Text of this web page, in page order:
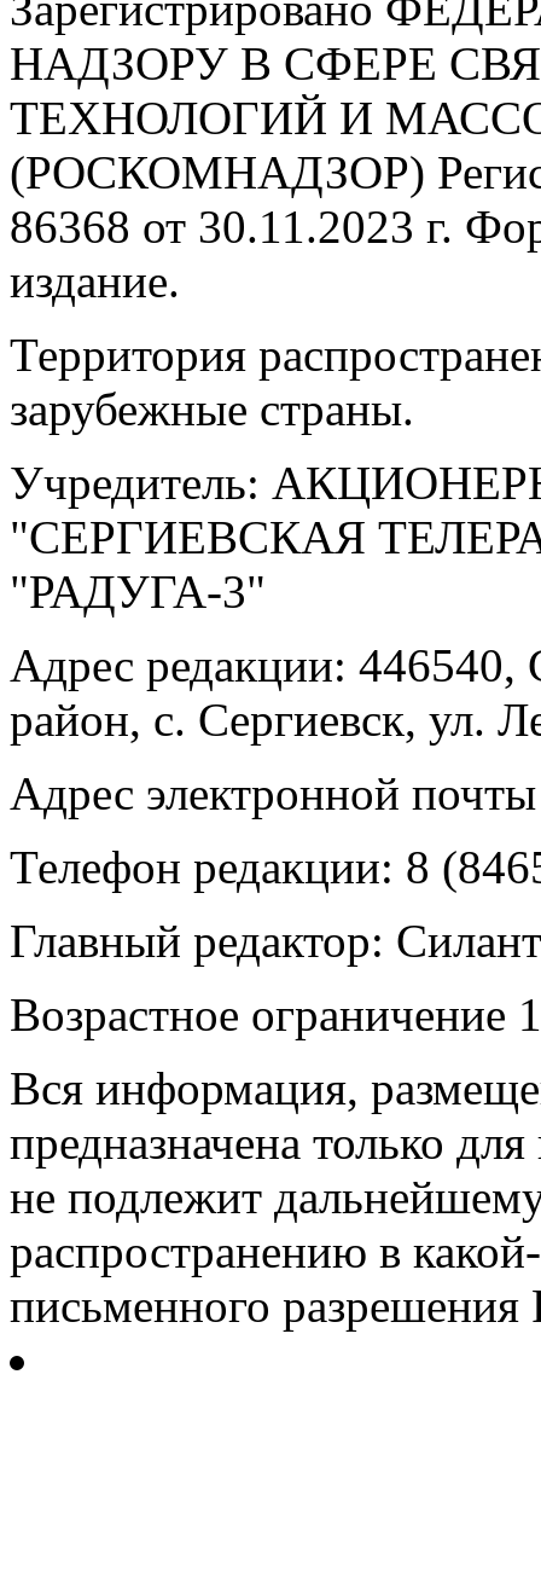
НАДЗОРУ В СФЕРЕ
ТЕХНОЛОГИЙ И
(РОСКОМНАДЗОР)
86368 от 30.11.2023 г.
издание.
Территория
зарубежные страны.
Учредитель:
"СЕРГИЕВСКАЯ
"РАДУГА-3"
Адрес редакции: 446540,
район, с. Сергиевск, ул.
Адрес электронной
Телефон редакции: 8
Главный редактор:
Возрастное ограничение
Вся информация,
предназначена только
не подлежит
распространению в
письменного разрешения